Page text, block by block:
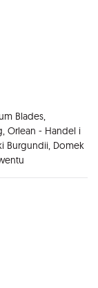
Blades,
Orlean - Handel i
Burgundii, Domek